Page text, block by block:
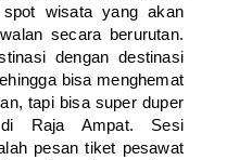
wisata yang akan
secara berurutan.
dengan destinasi
bisa menghemat
tapi bisa super duper
Raja Ampat. Sesi
pesan tiket pesawat